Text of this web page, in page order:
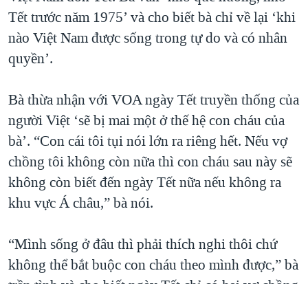
Tết trước năm 1975’ và cho biết bà chỉ về lại ‘khi
nào Việt Nam được sống trong tự do và có nhân
quyền’.
Bà thừa nhận với VOA ngày Tết truyền thống của
người Việt ‘sẽ bị mai một ở thế hệ con cháu của
bà’. “Con cái tôi tụi nói lớn ra riêng hết. Nếu vợ
chồng tôi không còn nữa thì con cháu sau này sẽ
không còn biết đến ngày Tết nữa nếu không ra
khu vực Á châu,” bà nói.
“Mình sống ở đâu thì phải thích nghi thôi chứ
không thể bắt buộc con cháu theo mình được,” bà